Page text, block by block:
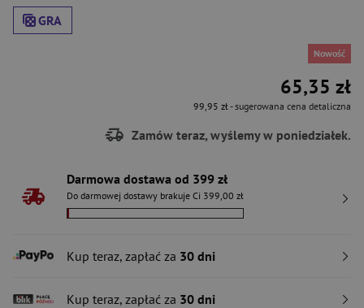
GRA
Nowość
65,35 zł
99,95 zł- sugerowana cena detaliczna
Zamów teraz, wyślemy w poniedziałek.
Darmowa dostawa od 399 zł
Do darmowej dostawy brakuje Ci 399,00 zł
Kup teraz, zapłać za 30 dni
Kup teraz, zapłać za 30 dni